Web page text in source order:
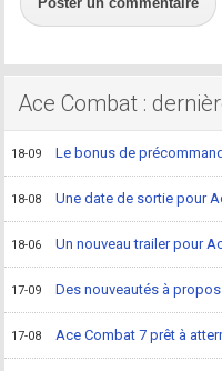
Ace Combat :
18-09 Le bonus de
18-08 Une date de sortie pour
18-06 Un nouveau trailer pour
17-09 Des nouveautés à
17-08 Ace Combat 7 prêt à